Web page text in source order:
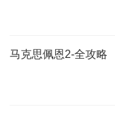
马克思佩恩2-全攻略